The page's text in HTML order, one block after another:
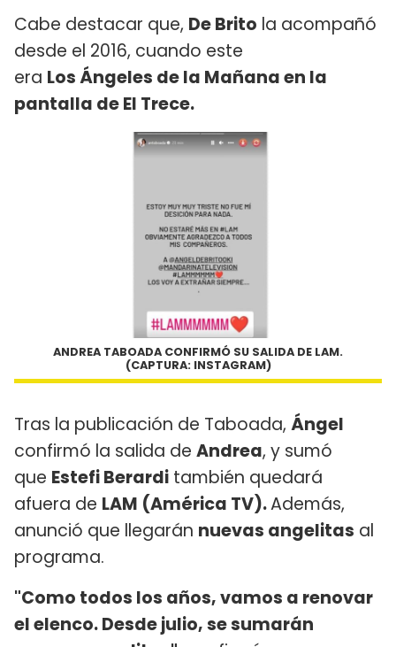
Cabe destacar que, De Brito la acompañó
desde el 2016, cuando este
era Los Ángeles de la Mañana en la
pantalla de El Trece.
ANDREA TABOADA CONFIRMÓ SU SALIDA DE LAM.
(CAPTURA: INSTAGRAM)
Tras la publicación de Taboada, Ángel
confirmó la salida de Andrea, y sumó
que Estefi Berardi también quedará
afuera de LAM (América TV).Además,
anunció que llegarán nuevas angelitas al
programa.
"Como todos los años, vamos a renovar
el elenco. Desde julio, se sumarán